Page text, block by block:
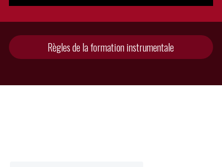
Règles de la formation instrumentale